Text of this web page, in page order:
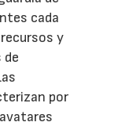
cada
y
de
por